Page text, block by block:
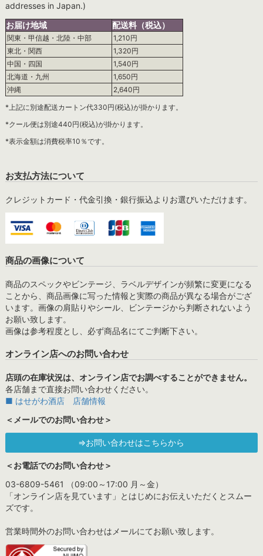
addresses in Japan.)
お届け地域
配送料（税込）
関東・甲信越・北陸・中部
1,210円
東北・関西
1,320円
中国・四国
1,540円
北海道・九州
1,650円
沖縄
2,640円
*上記に別途配送カートン代330円(税込)が掛かります。
*クール便は別途440円(税込)が掛かります。
*表示金額は消費税率10％です。
お支払方法について
クレジットカード・代金引換・銀行振込よりお選びいただけます。
商品の画像について
商品のスペックやビンテージ、ラベルデザインが頻繁に変更になる
ことから、商品画像に写った情報と実際の商品が異なる場合がござ
います。画像の肩貼りやシール、ビンテージから判断されないよう
お願い致します。
画像は参考程度とし、必ず商品名にてご判断下さい。
オンライン店へのお問い合わせ
店頭の在庫状況は、オンライン店でお調べすることができません。
各店舗まで直接お問い合わせください。
■ はせがわ酒店 店舗情報
＜メールでのお問い合わせ＞
⇒お問い合わせはこちらから
＜お電話でのお問い合わせ＞
03-6809-5461 （09:00～17:00 月～金）
「オンライン店を見ています」とはじめにお伝えいただくとスムー
ズです。
営業時間外のお問い合わせはメールにてお願い致します。